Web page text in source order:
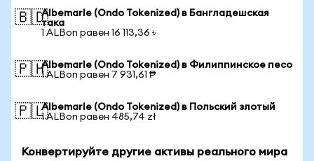
🇧🇩Albemarle (Ondo Tokenized) в Бангладешская
така
1 ALBon равен 16 113,36 ৳
🇵🇭Albemarle (Ondo Tokenized) в Филиппинское песо
1 ALBon равен 7 931,61 ₱
🇵🇱Albemarle (Ondo Tokenized) в Польский злотый
1 ALBon равен 485,74 zł
Конвертируйте другие активы реального мира